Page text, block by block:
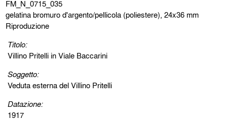
FM_N_0715_035
gelatina bromuro d'argento/pellicola (poliestere), 24x36 mm
Riproduzione
Titolo:
Villino Pritelli in Viale Baccarini
Soggetto:
Veduta esterna del Villino Pritelli
Datazione:
1917